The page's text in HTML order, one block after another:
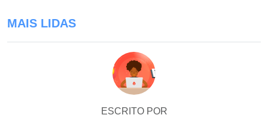
MAIS LIDAS
ESCRITO POR